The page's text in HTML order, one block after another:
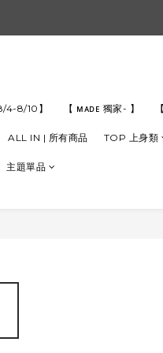
4-8/10】 【 ᴍᴀᴅᴇ 獨家- 】
ALL IN | 所有商品 TOP 上身類
主題單品